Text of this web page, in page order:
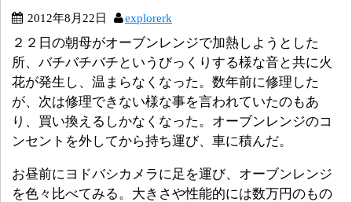
2012年8月22日 explorerk
２２日の朝母がオーブンレンジで加熱しようとした
所、バチバチバチというびっくりする様な音と共に火
花が発生し、温まらなくなった。数年前に修理した
が、次は修理できない様な事を言われていたのもあ
り、買い換えるしかなくなった。オーブンレンジのコ
ンセントを外してから持ち運び、車に積んだ。
お昼前にヨドバシカメラに足を運び、オーブンレンジ
を色々比べてみる。大きさや性能的には数万円のもの